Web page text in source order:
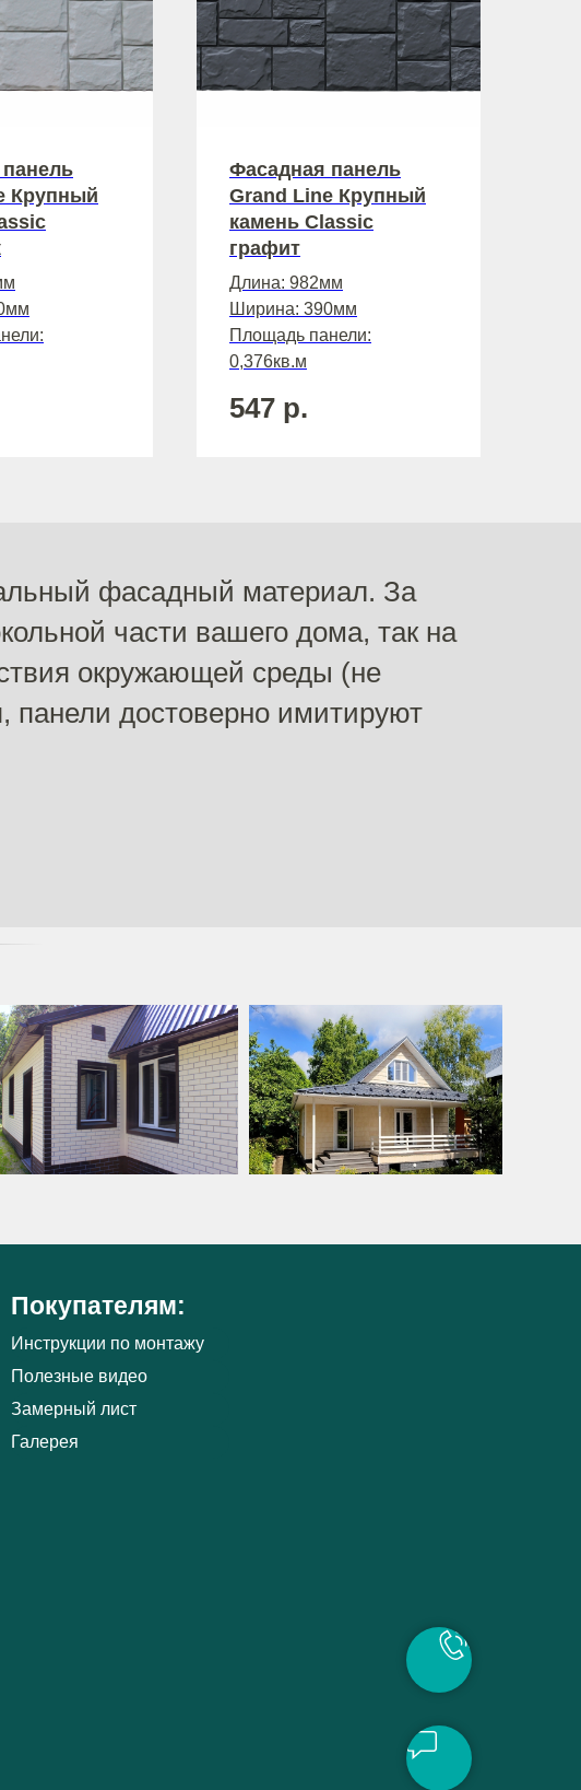
Крупный
Фасадная панель
Grand Line Крупный
камень Classic
графит
Длина: 982мм
Ширина: 390мм
Площадь панели:
0,376кв.м
547 р.
фасадный материал. За
части вашего дома, так на
окружающей среды (не
панели достоверно имитируют
Инструкции по монтажу
Полезные видео
Замерный лист
Галерея
Покупателям: